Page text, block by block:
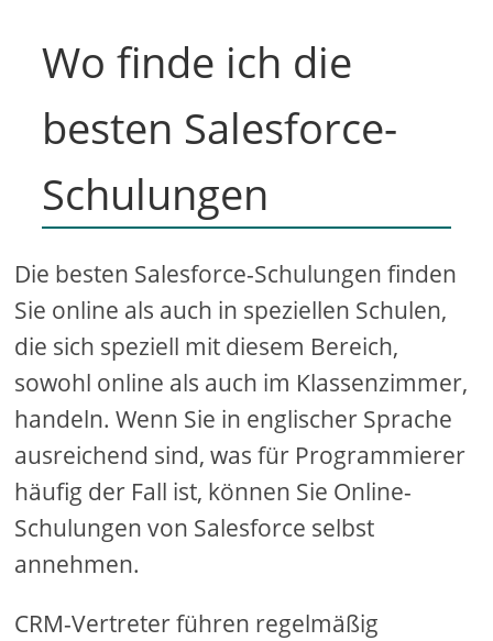
Wo finde ich die
besten Salesforce-
Schulungen
Die besten Salesforce-Schulungen finden
Sie online als auch in speziellen Schulen,
die sich speziell mit diesem Bereich,
sowohl online als auch im Klassenzimmer,
handeln. Wenn Sie in englischer Sprache
ausreichend sind, was für Programmierer
häufig der Fall ist, können Sie Online-
Schulungen von Salesforce selbst
annehmen.
CRM-Vertreter führen regelmäßig